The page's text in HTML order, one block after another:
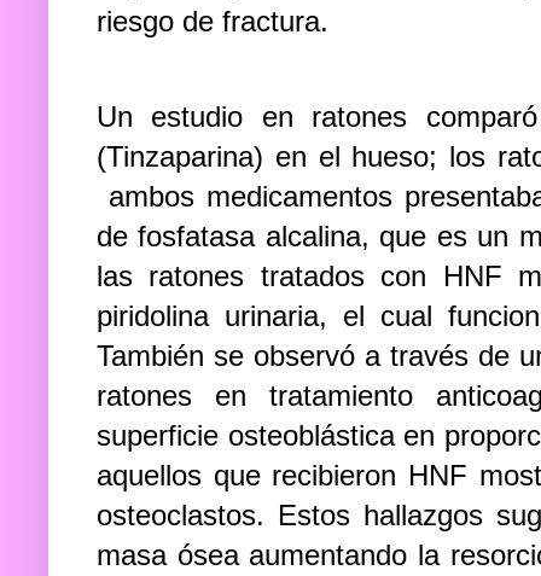
riesgo de fractura.
Un estudio en ratones
(Tinzaparina) en el hueso; los
ambos medicamentos
de fosfatasa alcalina, que es un
las ratones tratados con HNF
piridolina urinaria, el cual
También se observó a través de
ratones en tratamiento
superficie osteoblástica en
aquellos que recibieron HNF
osteoclastos. Estos hallazgos
masa ósea aumentando la